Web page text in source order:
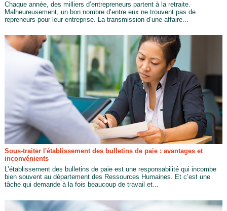
Chaque année, des milliers d’entrepreneurs partent à la retraite.
Malheureusement, un bon nombre d’entre eux ne trouvent pas de
repreneurs pour leur entreprise. La transmission d’une affaire...
Sous-traiter l'établissement des bulletins de paie : avantages et
inconvénients
L’établissement des bulletins de paie est une responsabilité qui incombe
bien souvent au département des Ressources Humaines. Et c’est une
tâche qui demande à la fois beaucoup de travail et...